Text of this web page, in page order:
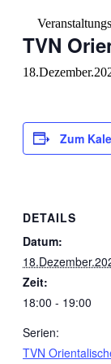
TVN
Zum
DETAILS
Datum:
Zeit:
18:00 - 19:00
Serien:
TVN